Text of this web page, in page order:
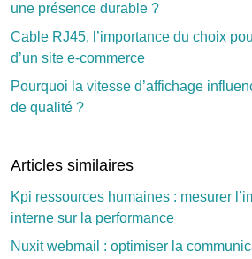
une présence durable ?
Cable RJ45, l’importance du choix
d’un site e-commerce
Pourquoi la vitesse d’affichage
de qualité ?
Articles similaires
Kpi ressources humaines : mesurer
interne sur la performance
Nuxit webmail : optimiser la